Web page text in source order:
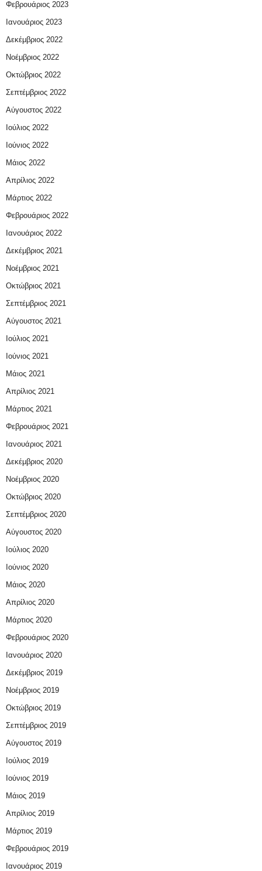
Φεβρουάριος 2023
Ιανουάριος 2023
Δεκέμβριος 2022
Νοέμβριος 2022
Οκτώβριος 2022
Σεπτέμβριος 2022
Αύγουστος 2022
Ιούλιος 2022
Ιούνιος 2022
Μάιος 2022
Απρίλιος 2022
Μάρτιος 2022
Φεβρουάριος 2022
Ιανουάριος 2022
Δεκέμβριος 2021
Νοέμβριος 2021
Οκτώβριος 2021
Σεπτέμβριος 2021
Αύγουστος 2021
Ιούλιος 2021
Ιούνιος 2021
Μάιος 2021
Απρίλιος 2021
Μάρτιος 2021
Φεβρουάριος 2021
Ιανουάριος 2021
Δεκέμβριος 2020
Νοέμβριος 2020
Οκτώβριος 2020
Σεπτέμβριος 2020
Αύγουστος 2020
Ιούλιος 2020
Ιούνιος 2020
Μάιος 2020
Απρίλιος 2020
Μάρτιος 2020
Φεβρουάριος 2020
Ιανουάριος 2020
Δεκέμβριος 2019
Νοέμβριος 2019
Οκτώβριος 2019
Σεπτέμβριος 2019
Αύγουστος 2019
Ιούλιος 2019
Ιούνιος 2019
Μάιος 2019
Απρίλιος 2019
Μάρτιος 2019
Φεβρουάριος 2019
Ιανουάριος 2019